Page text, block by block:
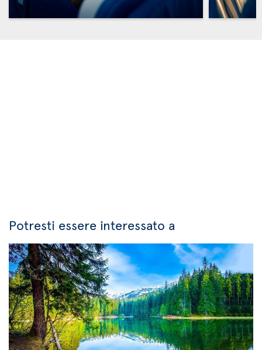
Potresti essere interessato a